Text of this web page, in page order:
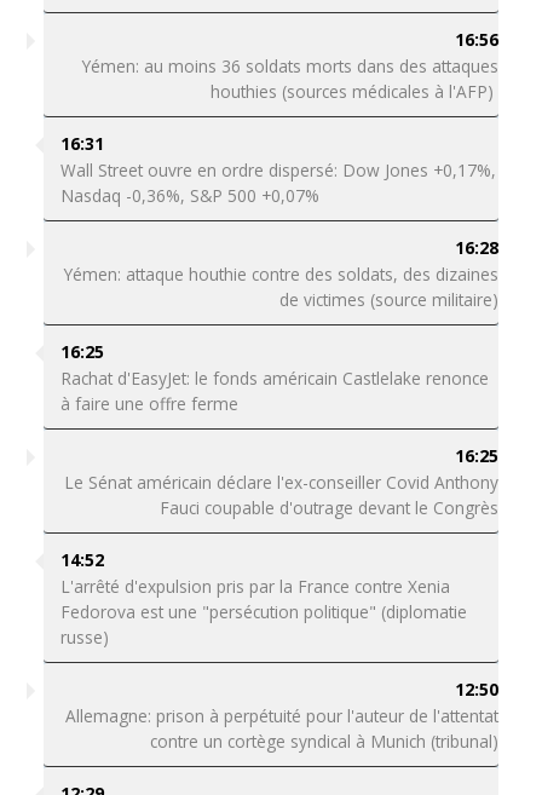
16:56
Yémen: au moins 36 soldats morts dans des attaques
houthies (sources médicales à l'AFP)
16:31
Wall Street ouvre en ordre dispersé: Dow Jones +0,17%,
Nasdaq -0,36%, S&P 500 +0,07%
16:28
Yémen: attaque houthie contre des soldats, des dizaines
de victimes (source militaire)
16:25
Rachat d'EasyJet: le fonds américain Castlelake renonce
à faire une offre ferme
16:25
Le Sénat américain déclare l'ex-conseiller Covid Anthony
Fauci coupable d'outrage devant le Congrès
14:52
L'arrêté d'expulsion pris par la France contre Xenia
Fedorova est une "persécution politique" (diplomatie
russe)
12:50
Allemagne: prison à perpétuité pour l'auteur de l'attentat
contre un cortège syndical à Munich (tribunal)